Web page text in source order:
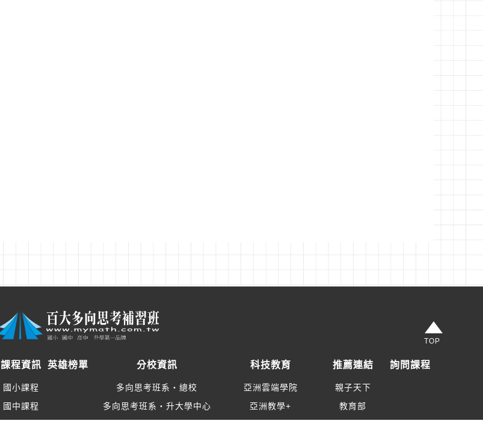
課程資訊
國小課程
國中課程
英雄榜單 分校資訊
多向思考班系‧總校
多向思考班系‧升大學中心
科技教育
亞洲雲端學院
亞洲教學+
推薦連結
親子天下
教育部
詢問課程
TOP